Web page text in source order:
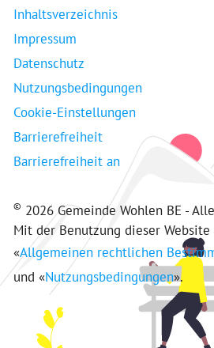
Inhaltsverzeichnis
Impressum
Datenschutz
Nutzungsbedingungen
Cookie-Einstellungen
Barrierefreiheit
Barrierefreiheit an
© 2026 Gemeinde Wohlen BE -
Mit der Benutzung dieser
«Allgemeinen rechtlichen
und «Nutzungsbedingungen».